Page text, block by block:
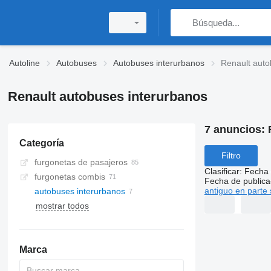
Autoline Autobuses Autobuses interurbanos Renault
Renault autobuses interurbanos
Categoría
furgonetas de pasajeros
furgonetas combis
autobuses interurbanos
mostrar todos
Marca
7 anuncios:
Filtro
Clasificar: Fecha
Fecha de
antiguo en parte